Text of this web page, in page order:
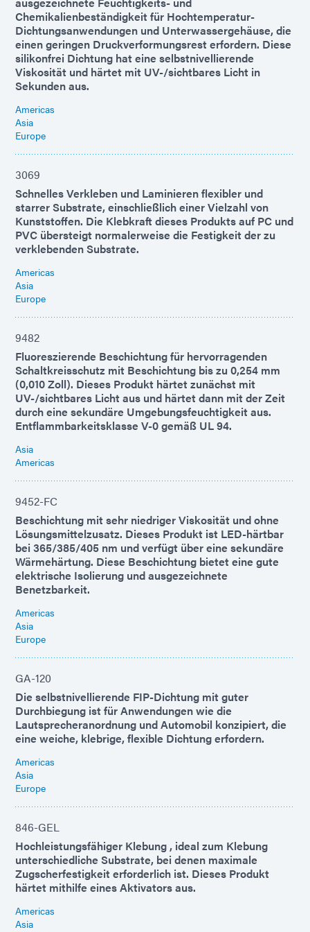
Chemikalienbeständigkeit für Hochtemperatur-
Dichtungsanwendungen und Unterwassergehäuse, die
einen geringen Druckverformungsrest erfordern. Diese
silikonfrei Dichtung hat eine selbstnivellierende
Viskosität und härtet mit UV-/sichtbares Licht in
Sekunden aus.
Americas
Asia
Europe
3069
Schnelles Verkleben und Laminieren flexibler und
starrer Substrate, einschließlich einer Vielzahl von
Kunststoffen. Die Klebkraft dieses Produkts auf PC und
PVC übersteigt normalerweise die Festigkeit der zu
verklebenden Substrate.
Americas
Asia
Europe
9482
Fluoreszierende Beschichtung für hervorragenden
Schaltkreisschutz mit Beschichtung bis zu 0,254 mm
(0,010 Zoll). Dieses Produkt härtet zunächst mit
UV-/sichtbares Licht aus und härtet dann mit der Zeit
durch eine sekundäre Umgebungsfeuchtigkeit aus.
Entflammbarkeitsklasse V-0 gemäß UL 94.
Asia
Americas
9452-FC
Beschichtung mit sehr niedriger Viskosität und ohne
Lösungsmittelzusatz. Dieses Produkt ist LED-härtbar
bei 365/385/405 nm und verfügt über eine sekundäre
Wärmehärtung. Diese Beschichtung bietet eine gute
elektrische Isolierung und ausgezeichnete
Benetzbarkeit.
Americas
Asia
Europe
GA-120
Die selbstnivellierende FIP-Dichtung mit guter
Durchbiegung ist für Anwendungen wie die
Lautsprecheranordnung und Automobil konzipiert, die
eine weiche, klebrige, flexible Dichtung erfordern.
Americas
Asia
Europe
846-GEL
Hochleistungsfähiger Klebung , ideal zum Klebung
unterschiedliche Substrate, bei denen maximale
Zugscherfestigkeit erforderlich ist. Dieses Produkt
härtet mithilfe eines Aktivators aus.
Americas
Asia